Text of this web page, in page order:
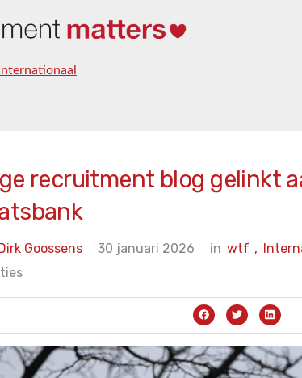
Internationaal
recruitment blog gelinkt
Goossens 30 januari 2026 in wtf ,